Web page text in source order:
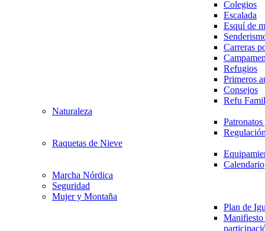
Colegios
Escalada
Esquí de
Carreras
Refugios
Primeros
Consejos
Refu
Naturaleza
Raquetas de Nieve
Calendario
Marcha Nórdica
Seguridad
Mujer y Montaña
Plan de